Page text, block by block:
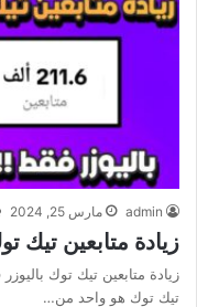
admin مارس 25, 2024
زيادة متابعين تيك
زيادة متابعين تيك توك
تيك توك هو واحد من…